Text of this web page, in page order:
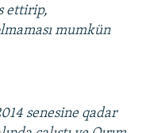
ettirip,
mumkün
senesine qadar